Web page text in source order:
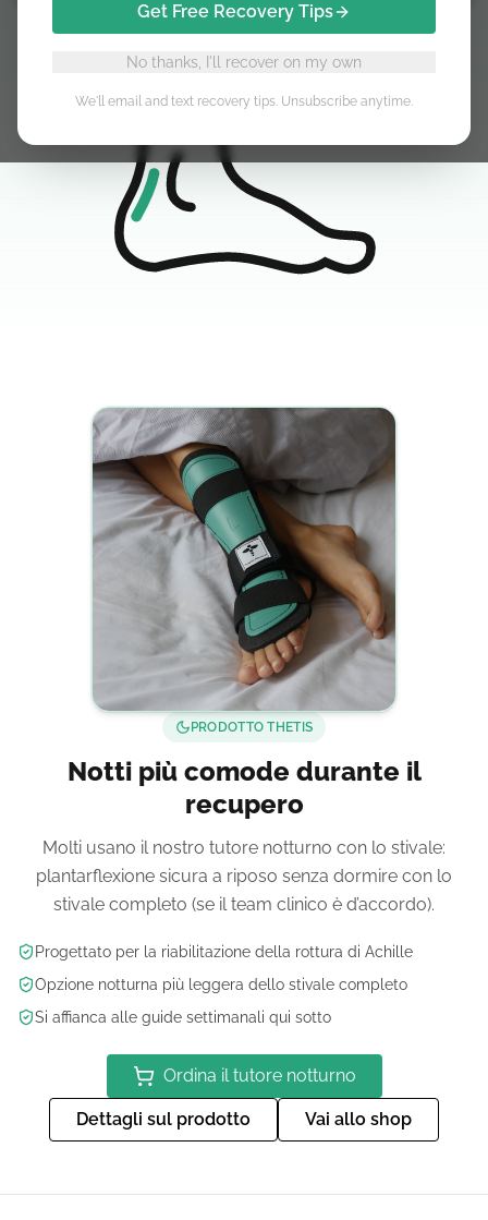
Get Free Recovery Tips
No thanks, I'll recover on my own
We'll email and text recovery tips. Unsubscribe anytime.
PRODOTTO THETIS
Notti più comode durante il
recupero
Molti usano il nostro tutore notturno con lo stivale:
plantarflexione sicura a riposo senza dormire con lo
stivale completo (se il team clinico è d’accordo).
Progettato per la riabilitazione della rottura di Achille
Opzione notturna più leggera dello stivale completo
Si affianca alle guide settimanali qui sotto
Ordina il tutore notturno
Dettagli sul prodotto Vai allo shop